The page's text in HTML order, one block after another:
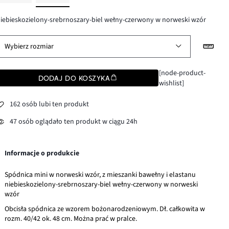
srebrnoszary-biel wełny-czerwony w norweski wzór
Wybierz rozmiar
DODAJ DO KOSZYKA
[node-product-
wishlist]
162 osób lubi ten produkt
47 osób oglądało ten produkt w ciągu 24h
Informacje o produkcie
Spódnica mini w norweski wzór, z mieszanki bawełny i elastanu
niebieskozielony-srebrnoszary-biel wełny-czerwony w norweski
wzór
Obcisła spódnica ze wzorem bożonarodzeniowym. Dł. całkowita w
rozm. 40/42 ok. 48 cm. Można prać w pralce.